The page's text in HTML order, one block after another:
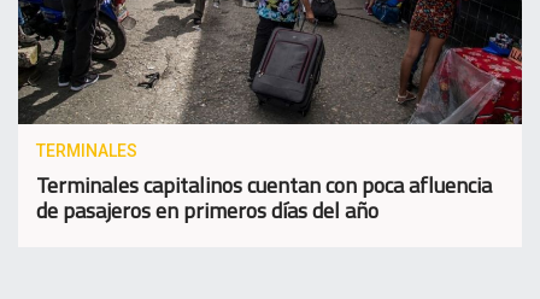
TERMINALES
Terminales capitalinos cuentan con poca afluencia
de pasajeros en primeros días del año